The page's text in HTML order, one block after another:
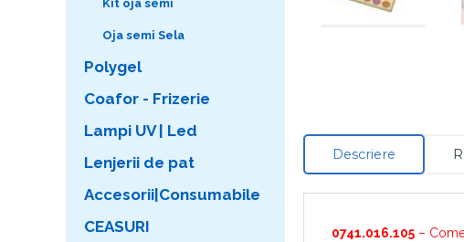
Descriere
0741.016.105 –
Kit oja semi
Oja semi Sela
Polygel
Coafor - Frizerie
Lampi UV | Led
Lenjerii de pat
Accesorii|Consumabile
CEASURI